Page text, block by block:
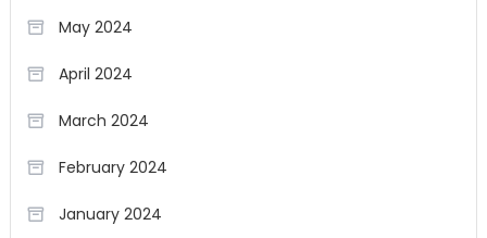
May 2024
April 2024
March 2024
February 2024
January 2024